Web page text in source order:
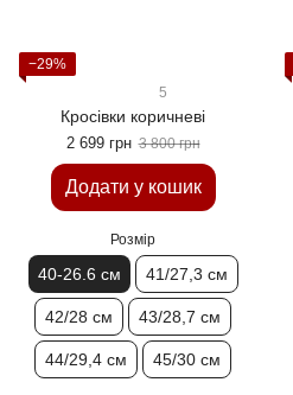
−29%
5
Кросівки коричневі
2 699 грн 3 800 грн
Додати у кошик
Розмір
40-26.6 см 41/27,3 см
42/28 см 43/28,7 см
44/29,4 см 45/30 см